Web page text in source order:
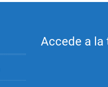
Accede a la